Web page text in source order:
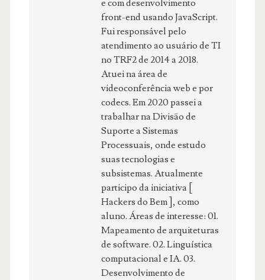
e com desenvolvimento
front-end usando JavaScript.
Fui responsável pelo
atendimento ao usuário de TI
no TRF2 de 2014 a 2018.
Atuei na área de
videoconferência web e por
codecs. Em 2020 passei a
trabalhar na Divisão de
Suporte a Sistemas
Processuais, onde estudo
suas tecnologias e
subsistemas. Atualmente
participo da iniciativa [
Hackers do Bem ], como
aluno. Áreas de interesse: 01.
Mapeamento de arquiteturas
de software. 02. Linguística
computacional e IA. 03.
Desenvolvimento de